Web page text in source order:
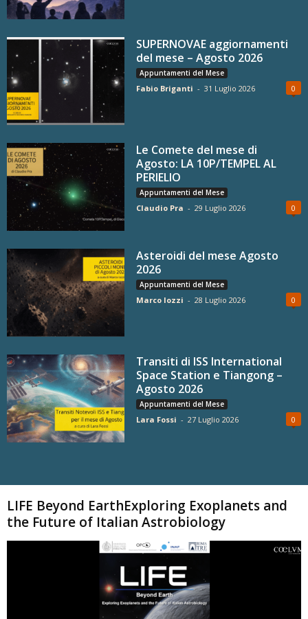
SUPERNOVAE aggiornamenti
del mese – Agosto 2026
Appuntamenti del Mese
Fabio Briganti - 31 Luglio 2026 0
Le Comete del mese di
Agosto: LA 10P/TEMPEL AL
PERIELIO
Appuntamenti del Mese
Claudio Pra - 29 Luglio 2026 0
Asteroidi del mese Agosto
2026
Appuntamenti del Mese
Marco Iozzi - 28 Luglio 2026 0
Transiti di ISS International
Space Station e Tiangong –
Agosto 2026
Appuntamenti del Mese
Lara Fossi - 27 Luglio 2026 0
LIFE Beyond EarthExploring Exoplanets and
the Future of Italian Astrobiology